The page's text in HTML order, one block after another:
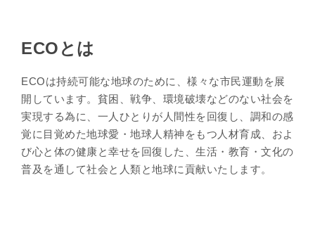
ECOとは
ECOは持続可能な地球のために、様々な市民運動を展
開しています。貧困、戦争、環境破壊などのない社会を
実現する為に、一人ひとりが人間性を回復し、調和の感
覚に目覚めた地球愛・地球人精神をもつ人材育成、およ
び心と体の健康と幸せを回復した、生活・教育・文化の
普及を通して社会と人類と地球に貢献いたします。